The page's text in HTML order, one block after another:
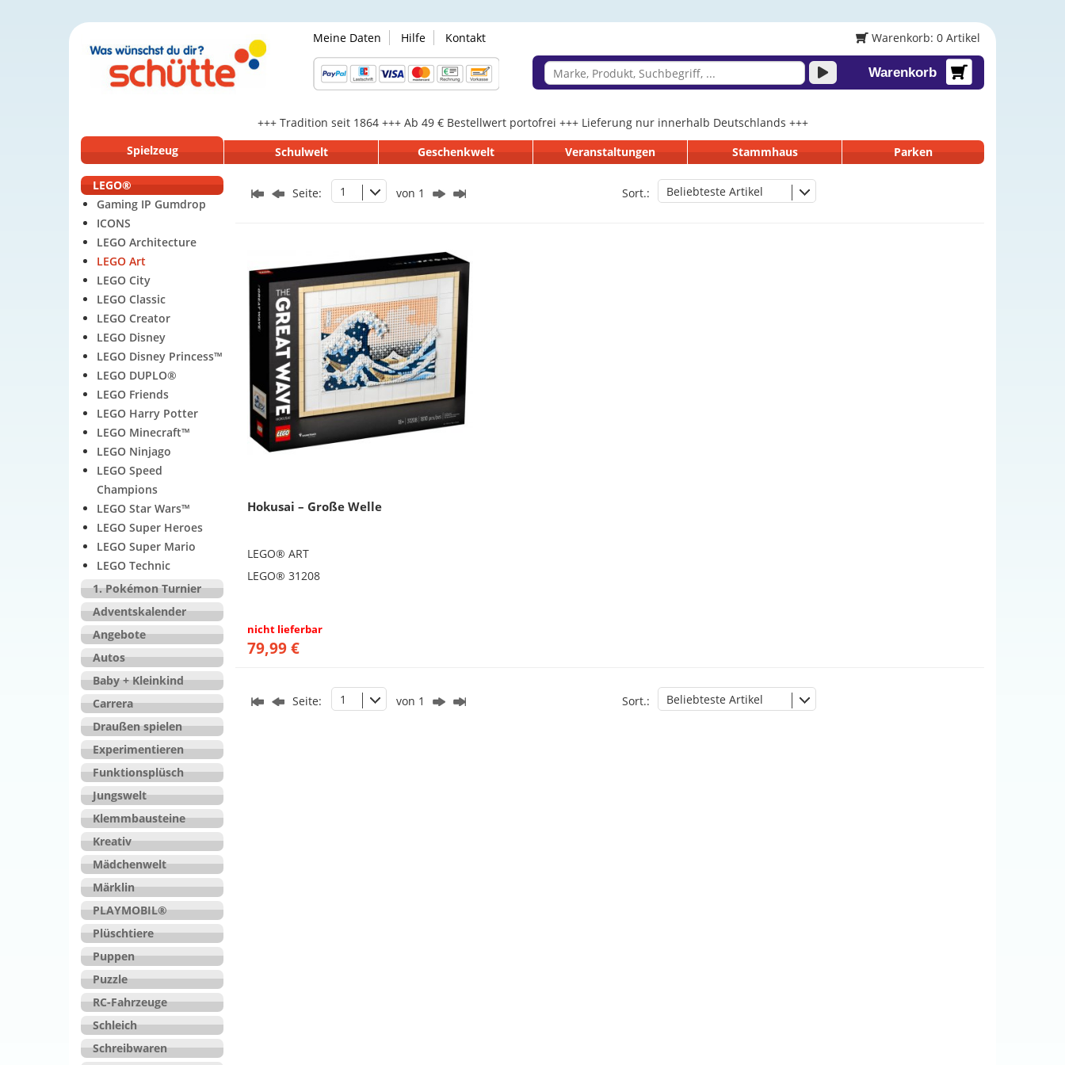
Meine Daten Hilfe Kontakt Warenkorb: 0 Artikel
Warenkorb
+++ Tradition seit 1864 +++ Ab 49 € Bestellwert portofrei +++ Lieferung nur innerhalb Deutschlands +++
Spielzeug
Schulwelt Geschenkwelt Veranstaltungen Stammhaus Parken
LEGO®
Gaming IP Gumdrop
ICONS
LEGO Architecture
LEGO Art
LEGO City
LEGO Classic
LEGO Creator
LEGO Disney
LEGO Disney Princess™
LEGO DUPLO®
LEGO Friends
LEGO Harry Potter
LEGO Minecraft™
LEGO Ninjago
LEGO Speed
Champions
LEGO Star Wars™
LEGO Super Heroes
LEGO Super Mario
LEGO Technic
1. Pokémon Turnier
Adventskalender
Angebote
Autos
Baby + Kleinkind
Carrera
Draußen spielen
Experimentieren
Funktionsplüsch
Jungswelt
Klemmbausteine
Kreativ
Mädchenwelt
Märklin
PLAYMOBIL®
Plüschtiere
Puppen
Puzzle
RC-Fahrzeuge
Schleich
Schreibwaren
Seite: 1 von 1 Sort.: Beliebteste Artikel
Hokusai – Große Welle
LEGO® ART
LEGO® 31208
nicht lieferbar
79,99 €
Seite: 1 von 1 Sort.: Beliebteste Artikel